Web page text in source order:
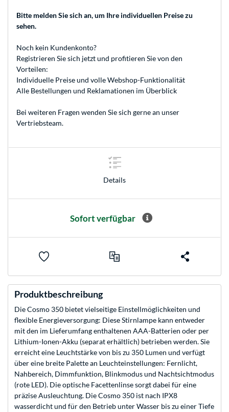
Bitte melden Sie sich an, um Ihre individuellen Preise zu
sehen.
Noch kein Kundenkonto?
Registrieren Sie sich jetzt und profitieren Sie von den
Vorteilen:
Individuelle Preise und volle Webshop-Funktionalität
Alle Bestellungen und Reklamationen im Überblick
Bei weiteren Fragen wenden Sie sich gerne an unser
Vertriebsteam.
Details
Sofort verfügbar
Produktbeschreibung
Die Cosmo 350 bietet vielseitige Einstellmöglichkeiten und
flexible Energieversorgung: Diese Stirnlampe kann entweder
mit den im Lieferumfang enthaltenen AAA-Batterien oder per
Lithium-Ionen-Akku (separat erhältlich) betrieben werden. Sie
erreicht eine Leuchtstärke von bis zu 350 Lumen und verfügt
über eine breite Palette an Leuchteinstellungen: Fernlicht,
Nahbereich, Dimmfunktion, Blinkmodus und Nachtsichtmodus
(rote LED). Die optische Facettenlinse sorgt dabei für eine
präzise Ausleuchtung. Die Cosmo 350 ist nach IPX8
wasserdicht und für den Betrieb unter Wasser bis zu einer Tiefe